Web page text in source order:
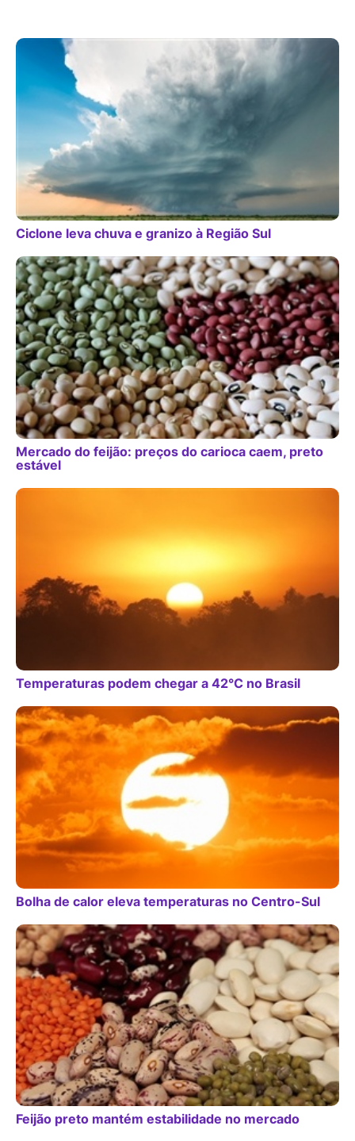
Ciclone leva chuva e granizo à Região Sul
Mercado do feijão: preços do carioca caem, preto
estável
Temperaturas podem chegar a 42°C no Brasil
Bolha de calor eleva temperaturas no Centro-Sul
Feijão preto mantém estabilidade no mercado